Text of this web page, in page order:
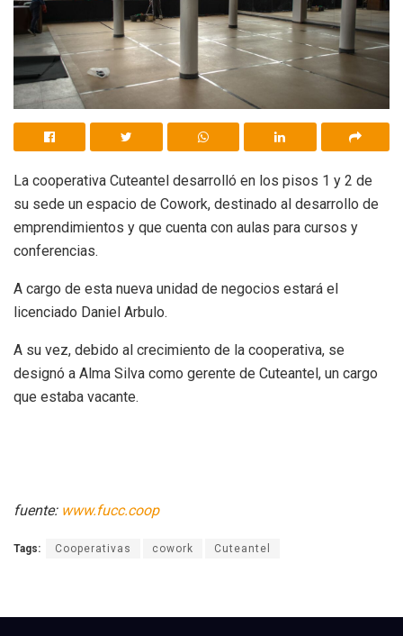
La cooperativa Cuteantel desarrolló en los pisos 1 y 2 de
su sede un espacio de Cowork, destinado al desarrollo de
emprendimientos y que cuenta con aulas para cursos y
conferencias.
A cargo de esta nueva unidad de negocios estará el
licenciado Daniel Arbulo.
A su vez, debido al crecimiento de la cooperativa, se
designó a Alma Silva como gerente de Cuteantel, un cargo
que estaba vacante.
fuente: www.fucc.coop
Tags: Cooperativas cowork Cuteantel